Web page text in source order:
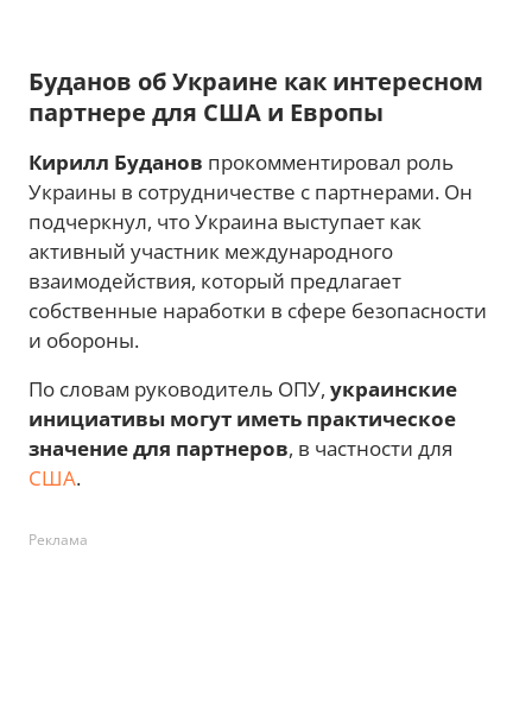
Буданов об Украине как интересном
партнере для США и Европы
Кирилл Буданов прокомментировал роль
Украины в сотрудничестве с партнерами. Он
подчеркнул, что Украина выступает как
активный участник международного
взаимодействия, который предлагает
собственные наработки в сфере безопасности
и обороны.
По словам руководитель ОПУ, украинские
инициативы могут иметь практическое
значение для партнеров, в частности для
США.
Реклама